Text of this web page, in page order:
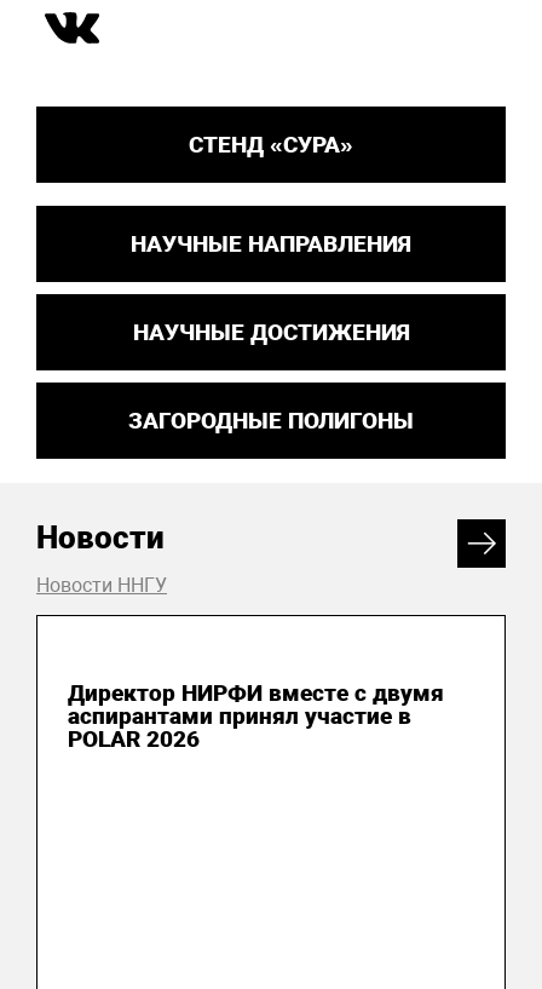
СТЕНД «СУРА»
НАУЧНЫЕ НАПРАВЛЕНИЯ
НАУЧНЫЕ ДОСТИЖЕНИЯ
ЗАГОРОДНЫЕ ПОЛИГОНЫ
Новости
Новости ННГУ
Директор НИРФИ вместе с двумя
аспирантами принял участие в
POLAR 2026